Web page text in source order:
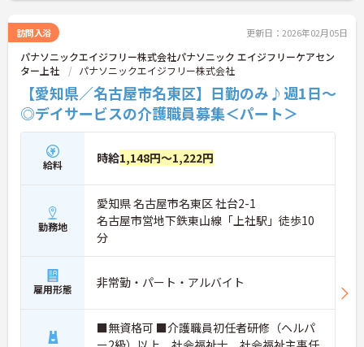
訪問入浴 更新日：2026年02月05日
パナソニックエイジフリー株式会社パナソニック エイジフリーケアセン
ター上社
パナソニックエイジフリー株式会社
【愛知県／名古屋市名東区】日勤のみ♪週1日～
◎デイサービスの介護職員募集＜パート＞
給料 時給1,148円～1,222円
勤務地
愛知県 名古屋市名東区 社台2-1
名古屋市営地下鉄東山線「上社駅」徒歩10
分
雇用形態 非常勤・パート・アルバイト
■無資格可 ■介護職員初任者研修（ヘルパ